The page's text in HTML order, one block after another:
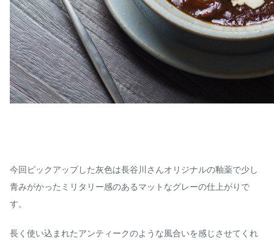
今回ピックアップした灰色は長谷川さんオリジナルの釉薬で少し
青みがかったミリタリー感のあるマットなグレーの仕上がりで
す。
長く使い込まれたアンティークのような風合いを感じさせてくれ